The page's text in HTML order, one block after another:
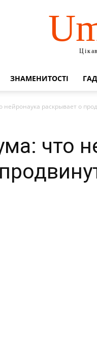
ЗНАМЕНИТОСТІ
нейронаука раскрывает о
что